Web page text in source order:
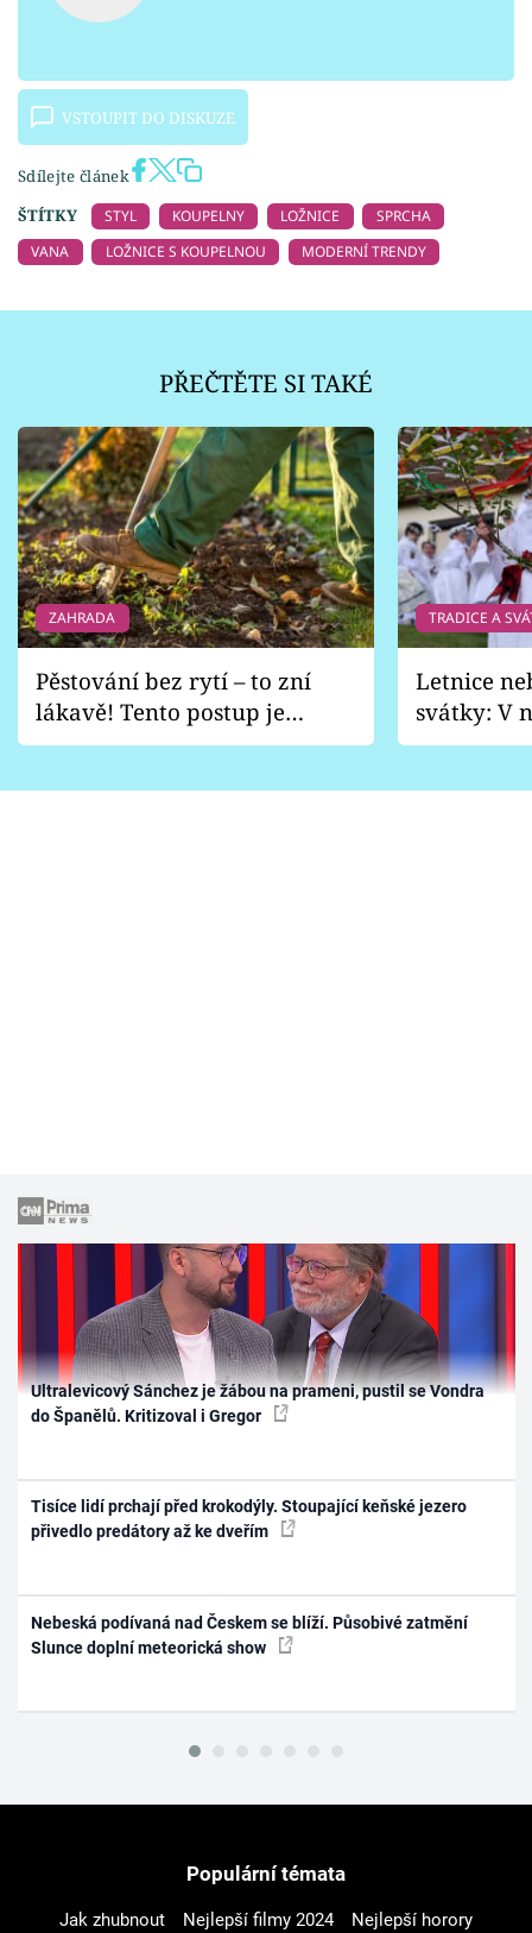
VSTOUPIT DO DISKUZE
Sdílejte článek
ŠTÍTKY
STYL KOUPELNY LOŽNICE
SPRCHA
VANA
LOŽNICE S KOUPELNOU MODERNÍ TRENDY
PŘEČTĚTE SI TAKÉ
ZAHRADA
Pěstování bez rytí – to zní
lákavě! Tento postup je
vhodný jen pro některé
TRADICE A
Letnice
svátky: V
pondělí
Ultralevicový Sánchez je žábou na prameni, pustil se Vondra
do Španělů. Kritizoval i Gregor
Tisíce lidí prchají před krokodýly. Stoupající keňské jezero
přivedlo predátory až ke dveřím
Nebeská podívaná nad Českem se blíží. Působivé zatmění
Slunce doplní meteorická show
Populární témata
Jak zhubnout Nejlepší filmy 2024
Nejlepší horory